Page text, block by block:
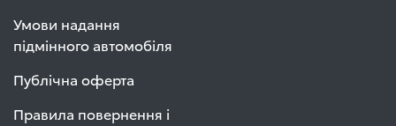
Умови надання
підмінного автомобіля
Публічна оферта
Правила повернення і